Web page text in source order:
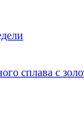
сплава с